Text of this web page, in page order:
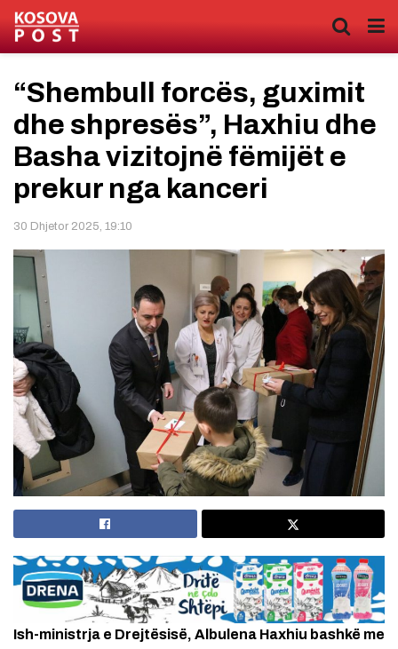
“Shembull forcës, guximit
dhe shpresës”, Haxhiu dhe
Basha vizitojnë fëmijët e
prekur nga kanceri
30 Dhjetor 2025, 19:10
Ish-ministrja e Drejtësisë, Albulena Haxhiu bashkë me